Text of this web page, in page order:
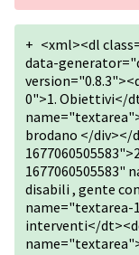
+ <xml><dl
data-
0">1. Obiettivi</
brodano </div></
1677060505583"
disabili , gente
name="textarea-
interventi</